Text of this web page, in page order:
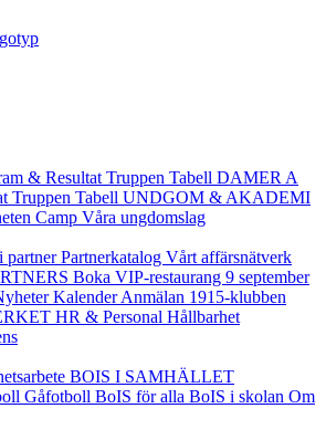
& Resultat Truppen Tabell DAMER A
Truppen Tabell UNDGOM & AKADEMI
Camp Våra ungdomslag
partnerPartnerkatalog Vårt affärsnätverk
Boka VIP-restaurang 9 september
KalenderAnmälan 1915-klubben
HR & Personal Hållbarhet
BOIS I SAMHÄLLET
Gåfotboll BoIS för alla BoIS i skolan Om